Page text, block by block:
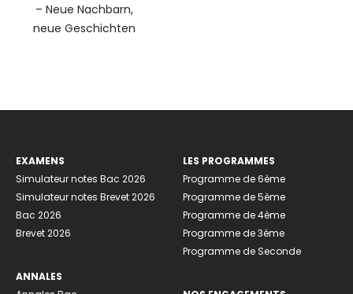
– Neue Nachbarn,
neue Geschichten
EXAMENS
Simulateur notes Bac 2026
Simulateur notes Brevet 2026
Bac 2026
Brevet 2026
ANNALES
LES PROGRAMMES
Programme de 6ème
Programme de 5ème
Programme de 4ème
Programme de 3ème
Programme de Seconde